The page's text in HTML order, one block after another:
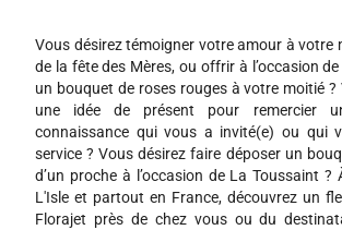
Vous désirez témoigner votre amour à votre
de la fête des Mères, ou offrir à l’occasion
un bouquet de roses rouges à votre moitié ?
une idée de présent pour remercier
connaissance qui vous a invité(e) ou qui
service ? Vous désirez faire déposer un
d’un proche à l’occasion de La Toussaint ?
L'Isle et partout en France, découvrez un
Florajet près de chez vous ou du